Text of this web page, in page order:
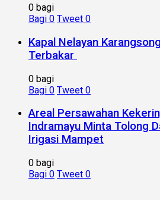
0 bagi
Bagi 0 Tweet 0
Kapal Nelayan
Terbakar
0 bagi
Bagi 0 Tweet 0
Areal Persawahan
Indramayu Minta Tolong
Irigasi Mampet
0 bagi
Bagi 0 Tweet 0